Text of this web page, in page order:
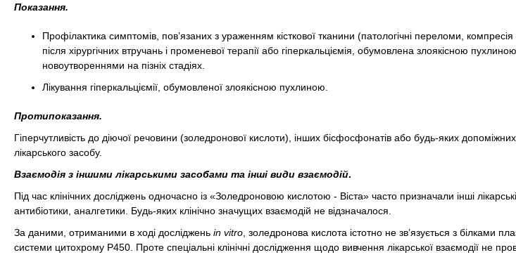
Показання.
Профілактика симптомів, пов’язаних з ураженням кісткової тканини (патологічні переломи,
після хірургічних втручань і променевої терапії або гіперкальціємія, обумовлена злоякісною
новоутвореннями на пізніх стадіях.
Лікування гіперкальціємії, обумовленої злоякісною пухлиною.
Протипоказання.
Гіперчутливість до діючої речовини (золедронової кислоти), інших бісфосфонатів або будь-яких
лікарського засобу.
Взаємодія з іншими лікарськими засобами та інші види взаємодій.
Під час клінічних досліджень одночасно із «Золедроновою кислотою - Віста» часто призначали інші
антибіотики, аналгетики. Будь-яких клінічно значущих взаємодій не відзначалося.
За даними, отриманими в ході досліджень in vitro , золедронова кислота істотно не зв’язується з білками
системи цитохрому Р450. Проте спеціальні клінічні дослідження щодо вивчення лікарської взаємодії не